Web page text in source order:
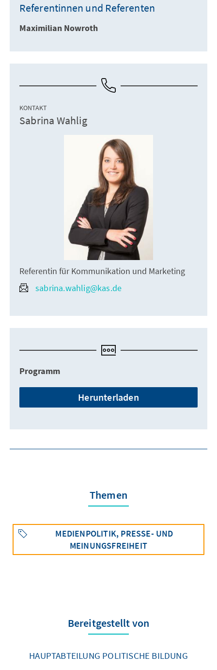
Referentinnen und Referenten
Maximilian Nowroth
KONTAKT
Sabrina Wahlig
Referentin für Kommunikation und Marketing
sabrina.wahlig@kas.de
Programm
Herunterladen
Themen
MEDIENPOLITIK, PRESSE- UND
MEINUNGSFREIHEIT
Bereitgestellt von
HAUPTABTEILUNG POLITISCHE BILDUNG